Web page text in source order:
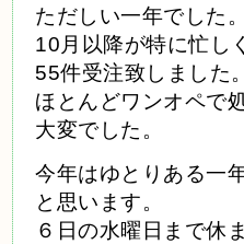
ただしい一年でした。
10月以降が特に忙し
55件受注致しました。
ほとんどワンオペで
大変でした。
今年はゆとりある一
と思います。
６日の水曜日まで休